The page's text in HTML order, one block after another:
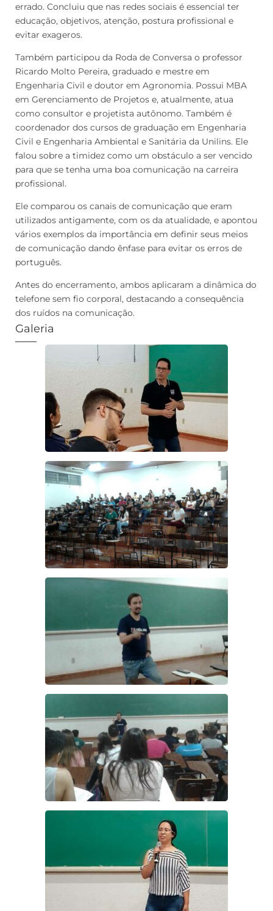
errado. Concluiu que nas redes sociais é essencial ter
educação, objetivos, atenção, postura profissional e
evitar exageros.
Também participou da Roda de Conversa o professor
Ricardo Molto Pereira, graduado e mestre em
Engenharia Civil e doutor em Agronomia. Possui MBA
em Gerenciamento de Projetos e, atualmente, atua
como consultor e projetista autônomo. Também é
coordenador dos cursos de graduação em Engenharia
Civil e Engenharia Ambiental e Sanitária da Unilins. Ele
falou sobre a timidez como um obstáculo a ser vencido
para que se tenha uma boa comunicação na carreira
profissional.
Ele comparou os canais de comunicação que eram
utilizados antigamente, com os da atualidade, e apontou
vários exemplos da importância em definir seus meios
de comunicação dando ênfase para evitar os erros de
português.
Antes do encerramento, ambos aplicaram a dinâmica do
telefone sem fio corporal, destacando a consequência
dos ruídos na comunicação.
Galeria